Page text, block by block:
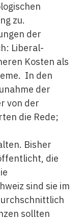
zu.
der
Liberal-
Kosten als
In den
der
von der
die Rede;
Bisher
die
sind sie im
sollten